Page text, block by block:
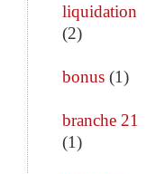
liquidation
(2)
bonus (1)
branche 21
(1)